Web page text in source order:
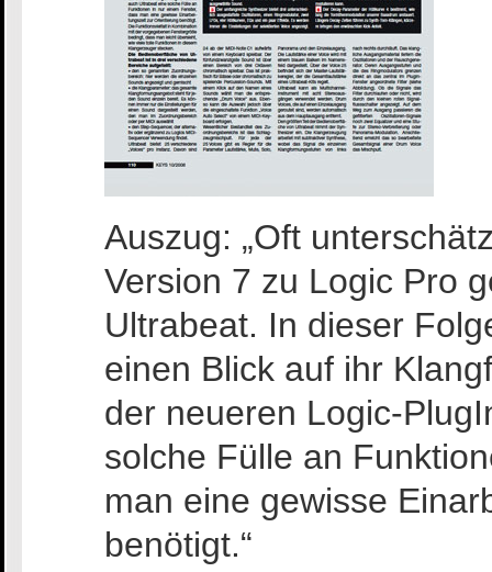
Auszug: „Oft
Version 7 zu Logic Pro
Ultrabeat. In dieser
einen Blick auf ihr
der neueren Logic-
solche Fülle an
man eine gewisse
benötigt.“